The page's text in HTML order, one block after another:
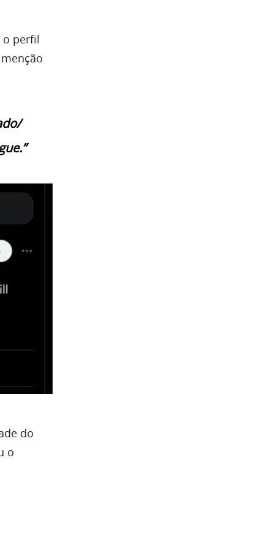
perfil
do
o